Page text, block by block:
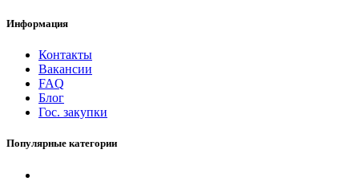
Информация
Контакты
Вакансии
FAQ
Блог
Гос. закупки
Популярные категории